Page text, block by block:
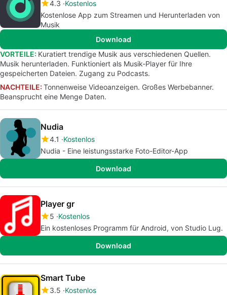
4.3 Kostenlos
Kostenlose App zum Streamen und Herunterladen von
Musik
Download
VORTEILE: Kuratiert trendige Musik aus verschiedenen Quellen.
Musik herunterladen. Funktioniert als Musik-Player für Ihre
gespeicherten Dateien. Zugang zu Podcasts.
NACHTEILE: Tonnenweise Videoanzeigen. Großes Werbebanner.
Beansprucht eine Menge Daten.
Nudia
4.1
Kostenlos
Nudia - Eine leistungsstarke Foto-Editor-App
Download
Player gr
5 Kostenlos
Ein kostenloses Programm für Android, von Studio Lug.
Download
Smart Tube
3.5 Kostenlos